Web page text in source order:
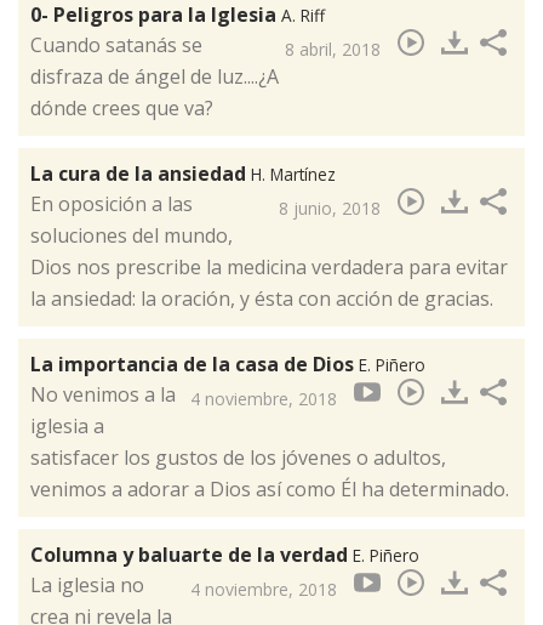
0- Peligros para la Iglesia A. Riff
8 abril, 2018
Cuando satanás se
disfraza de ángel de luz....¿A
dónde crees que va?​
La cura de la ansiedad H. Martínez
8 junio, 2018
En oposición a las
soluciones del mundo,
Dios nos prescribe la medicina verdadera para evitar
la ansiedad: la oración, y ésta con acción de gracias. ​
La importancia de la casa de Dios E. Piñero
4 noviembre, 2018
No venimos a la
iglesia a
satisfacer los gustos de los jóvenes o adultos,
venimos a adorar a Dios así como Él ha determinado.
Columna y baluarte de la verdad E. Piñero
4 noviembre, 2018
La iglesia no
crea ni revela la